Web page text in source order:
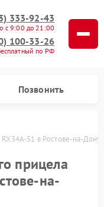
333-92-43
с 9:00 до 21:00
100-33-26
по РФ
Позвонить
51 в Ростове-на-Дону
прицела
на-